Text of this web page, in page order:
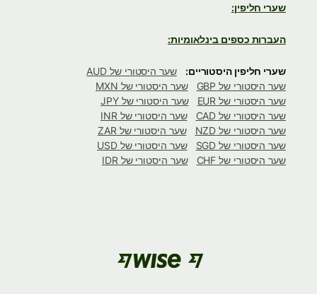
שערי חליפין:
העברות כספים בינלאומיות:
שערי חליפין היסטוריים:
שער היסטורי של AUD
שער היסטורי של GBP
שער היסטורי של MXN
שער היסטורי של EUR
שער היסטורי של JPY
שער היסטורי של CAD
שער היסטורי של INR
שער היסטורי של NZD
שער היסטורי של ZAR
שער היסטורי של SGD
שער היסטורי של USD
שער היסטורי של CHF
שער היסטורי של IDR